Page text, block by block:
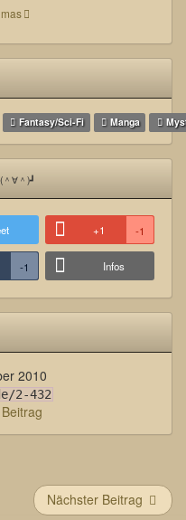
Fantasy/Sci-Fi Manga
∀＾)┛
+1 -1
-1 Infos
2010
2-432
Nächster Beitrag